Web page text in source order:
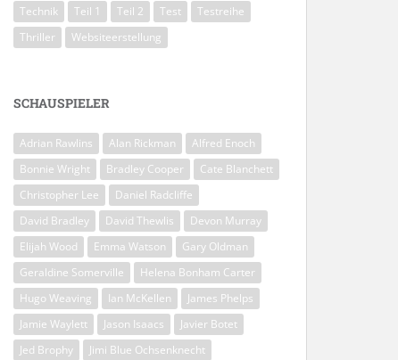
Technik
Teil 1 Teil 2 Test
Testreihe
Thriller
Websiteerstellung
SCHAUSPIELER
Adrian Rawlins Alan Rickman
Alfred Enoch
Bonnie Wright
Bradley Cooper
Cate Blanchett
Christopher Lee
Daniel Radcliffe
David Bradley
David Thewlis
Devon Murray
Elijah Wood
Emma Watson
Gary Oldman
Geraldine Somerville
Helena Bonham Carter
Hugo Weaving
Ian McKellen
James Phelps
Jamie Waylett
Jason Isaacs
Javier Botet
Jed Brophy
Jimi Blue Ochsenknecht